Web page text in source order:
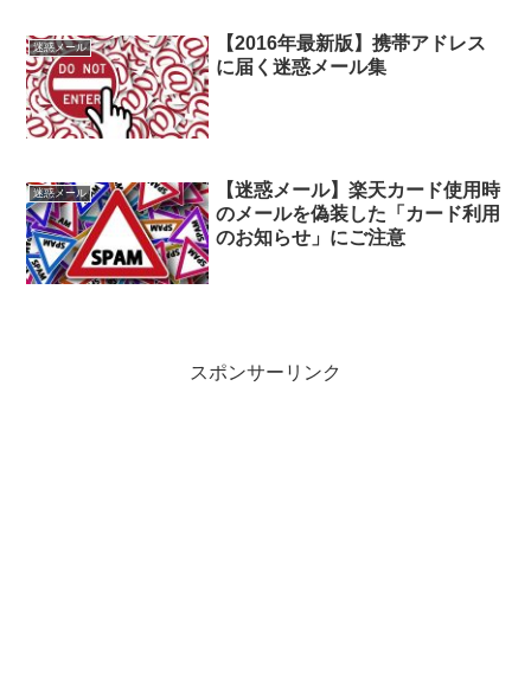
は"Amazon.jp返信"でメールアドレスは偽
装している...
迷惑メール
【2016年最新版】携帯アドレス
に届く迷惑メール集
迷惑メール
【迷惑メール】楽天カード使用時
のメールを偽装した「カード利用
のお知らせ」にご注意
スポンサーリンク